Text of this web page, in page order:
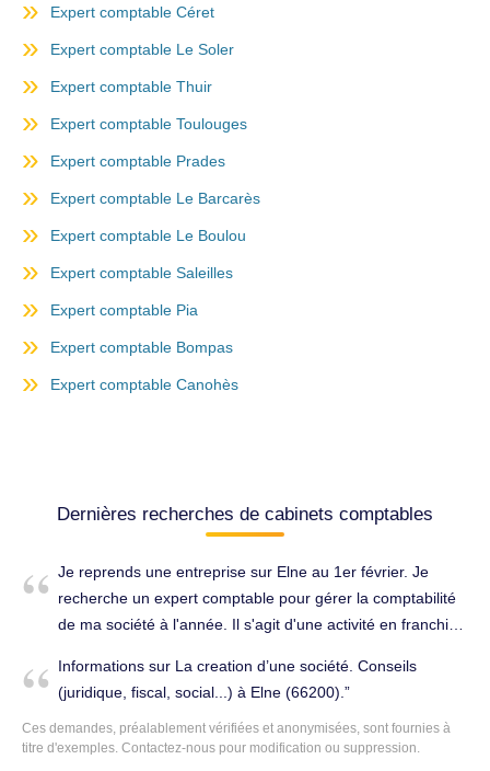
Expert comptable Céret
Expert comptable Le Soler
Expert comptable Thuir
Expert comptable Toulouges
Expert comptable Prades
Expert comptable Le Barcarès
Expert comptable Le Boulou
Expert comptable Saleilles
Expert comptable Pia
Expert comptable Bompas
Expert comptable Canohès
Dernières recherches de cabinets comptables
Je reprends une entreprise sur Elne au 1er février. Je
recherche un expert comptable pour gérer la comptabilité
de ma société à l'année. Il s'agit d'une activité en franchise
avec plusieurs options et niveau de gestion, le minimum
étant les déclarations TVA mensuelles,la réalisation du
bilan et des liasses fiscales. Merci de m'indiquer avec
cotisation mensuelle HT. Cordialement. Tenue complète de
Informations sur La creation d’une société. Conseils
(juridique, fiscal, social...) à Elne (66200).
Ces demandes, préalablement vérifiées et anonymisées, sont fournies à
titre d'exemples. Contactez-nous pour modification ou suppression.